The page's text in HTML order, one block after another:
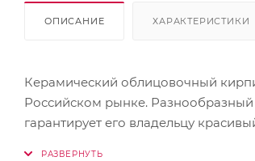
ОПИСАНИЕ ХАРАКТЕРИСТИКИ
Керамический облицовочный
Российском рынке. Разнообразный
гарантирует его владельцу